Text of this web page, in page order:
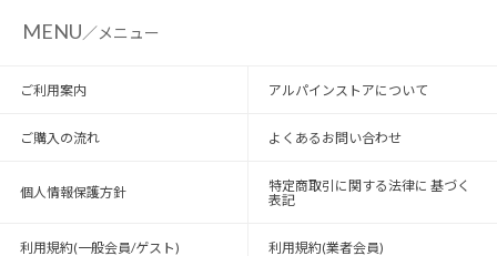
MENU／メニュー
ご利用案内 アルパインストアについて
ご購入の流れ よくあるお問い合わせ
個人情報保護方針
特定商取引に関する法律に 基づく
表記
利用規約(一般会員/ゲスト) 利用規約(業者会員)